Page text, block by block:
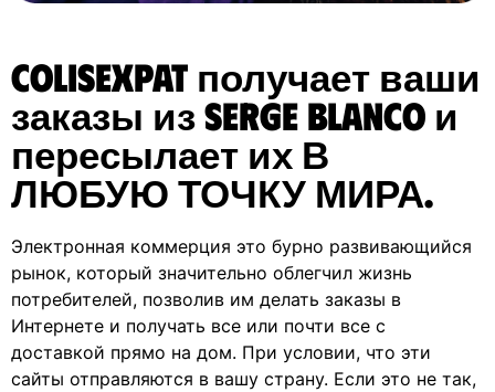
ColisExpat получает ваши
заказы из Serge Blanco и
пересылает их В
ЛЮБУЮ ТОЧКУ МИРА.
Электронная коммерция это бурно развивающийся
рынок, который значительно облегчил жизнь
потребителей, позволив им делать заказы в
Интернете и получать все или почти все с
доставкой прямо на дом. При условии, что эти
сайты отправляются в вашу страну. Если это не так,